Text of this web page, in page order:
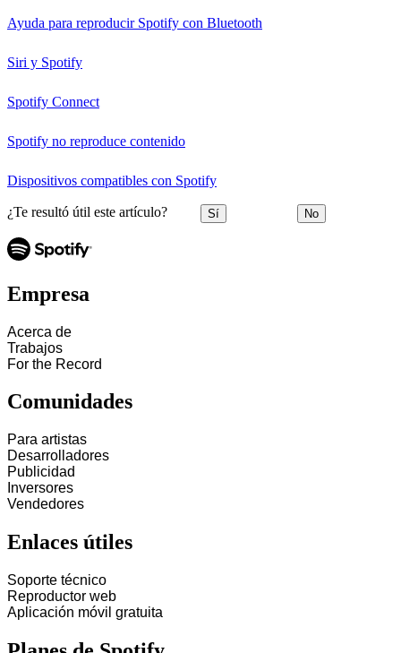
Ayuda para reproducir Spotify con Bluetooth
Siri y Spotify
Spotify Connect
Spotify no reproduce contenido
Dispositivos compatibles con Spotify
¿Te resultó útil este artículo? Sí No
Empresa
Acerca de
Trabajos
For the Record
Comunidades
Para artistas
Desarrolladores
Publicidad
Inversores
Vendedores
Enlaces útiles
Soporte técnico
Reproductor web
Aplicación móvil gratuita